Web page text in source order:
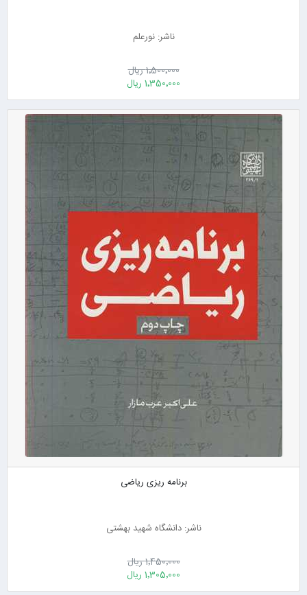
ناشر: نورعلم
1٬500٬000 ریال
1٬350٬000 ریال
برنامه ریزی ریاضی
ناشر: دانشگاه شهید بهشتی
1٬450٬000 ریال
1٬305٬000 ریال